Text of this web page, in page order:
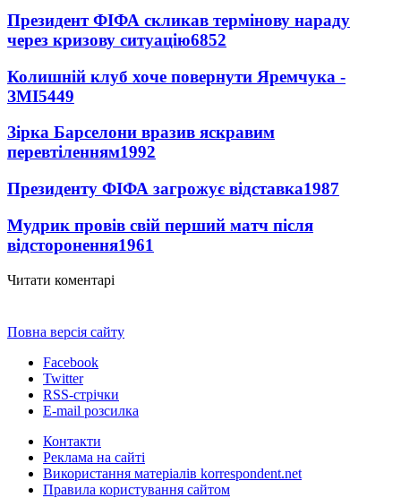
Президент ФІФА скликав термінову нараду
через кризову ситуацію6852
Колишній клуб хоче повернути Яремчука -
ЗМІ5449
Зірка Барселони вразив яскравим
перевтіленням1992
Президенту ФІФА загрожує відставка1987
Мудрик провів свій перший матч після
відсторонення1961
Читати коментарі
Повна версія сайту
Facebook
Twitter
RSS-стрічки
E-mail розсилка
Контакти
Реклама на сайті
Використання матеріалів korrespondent.net
Правила користування сайтом